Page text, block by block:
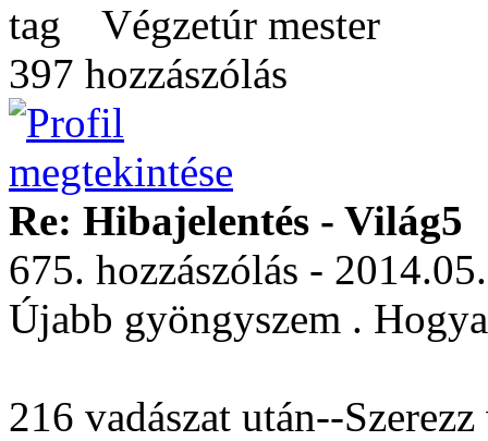
Végzetúr mester
397 hozzászólás
Re: Hibajelentés - Világ5
675. hozzászólás -
Újabb gyöngyszem .
216 vadászat után--